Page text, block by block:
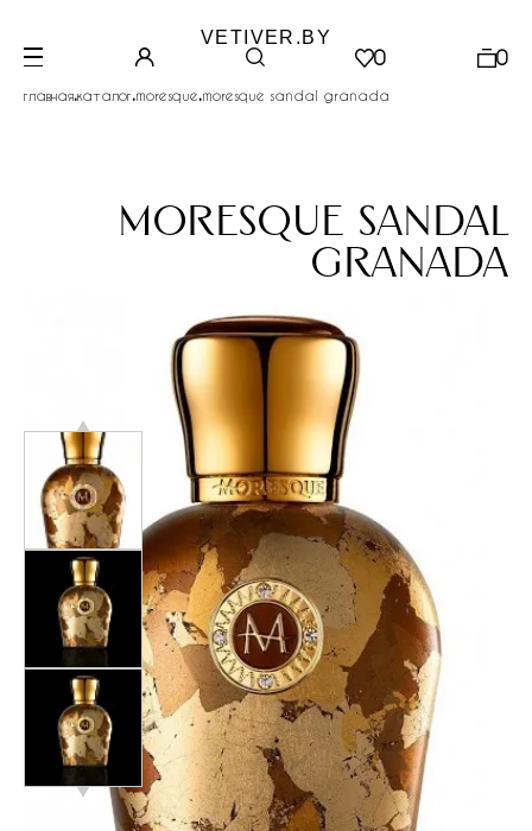
VETIVER.BY
0 0
главная.каталог.moresque.moresque sandal granada
moresque sandal
granada